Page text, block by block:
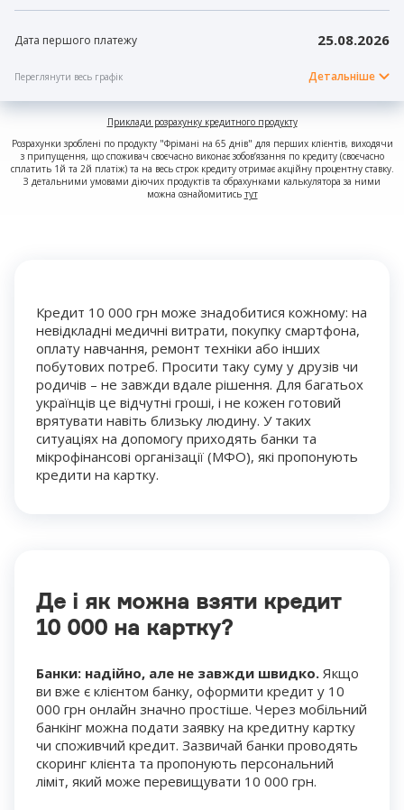
Дата першого платежу 25.08.2026
Переглянути весь графік Детальніше
Приклади розрахунку кредитного продукту
Розрахунки зроблені по продукту "Фрімані на 65 днів" для перших клієнтів, виходячи
з припущення, що споживач своєчасно виконає зобов’язання по кредиту (своєчасно
сплатить 1й та 2й платіж) та на весь строк кредиту отримає акційну процентну ставку.
З детальними умовами діючих продуктів та обрахунками калькулятора за ними
можна ознайомитись тут
Кредит 10 000 грн може знадобитися кожному: на
невідкладні медичні витрати, покупку смартфона,
оплату навчання, ремонт техніки або інших
побутових потреб. Просити таку суму у друзів чи
родичів – не завжди вдале рішення. Для багатьох
українців це відчутні гроші, і не кожен готовий
врятувати навіть близьку людину. У таких
ситуаціях на допомогу приходять банки та
мікрофінансові організації (МФО), які пропонують
кредити на картку.
Де і як можна взяти кредит
10 000 на картку?
Банки: надійно, але не завжди швидко. Якщо
ви вже є клієнтом банку, оформити кредит у 10
000 грн онлайн значно простіше. Через мобільний
банкінг можна подати заявку на кредитну картку
чи споживчий кредит. Зазвичай банки проводять
скоринг клієнта та пропонують персональний
ліміт, який може перевищувати 10 000 грн.